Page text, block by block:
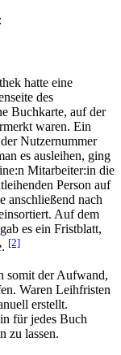
hatte eine
des
Buchkarte, auf der
waren. Ein
Nutzernummer
es ausleihen, ging
Mitarbeiter:in die
Person auf
anschließend nach
Auf dem
es ein Fristblatt,
[2]
somit der Aufwand,
Waren Leihfristen
erstellt.
für jedes Buch
zu lassen.